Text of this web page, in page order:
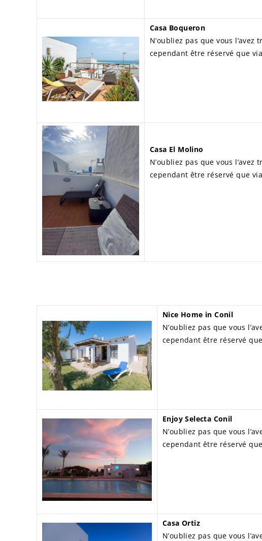
Casa Boqueron
N’oubliez pas que vous l’avez
cependant être réservé que
Casa El Molino
N’oubliez pas que vous l’avez
cependant être réservé que
Nice Home in Conil
N’oubliez pas que vous
cependant être réservé
Enjoy Selecta Conil
N’oubliez pas que vous
cependant être réservé
Casa Ortiz
N’oubliez pas que vous